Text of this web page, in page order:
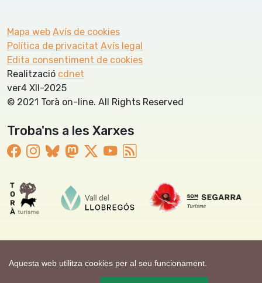
Aquesta web utilitza cookies per al seu funcionament.
Mapa web Avís de cookies
Política de privacitat Avís legal
Edita consentiment de cookies
Realització cdnet
ver4 XII-2025
© 2021 Torà on-line. All Rights Reserved
Troba'ns a les Xarxes